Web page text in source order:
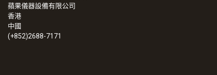
±0.2%,全量程)
蘋果儀器設備有限公司
香港
中國
(+852)2688-7171